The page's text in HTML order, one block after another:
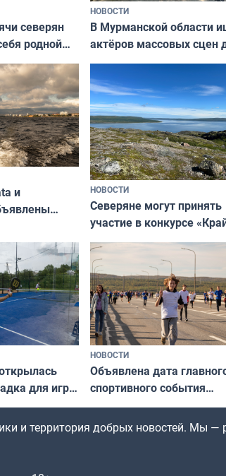
северян
родной
проекта
НОВОСТИ
В Мурманской области
актёров массовых сцен
съёмок в
короткометражном
и
года
НОВОСТИ
Северяне могут принять
участие в конкурсе
северной границы:
по Печенгскому округу»
для игры
НОВОСТИ
Объявлена дата
спортивного события
Заполярья: как
фестиваль
и территория добрых новостей. Мы